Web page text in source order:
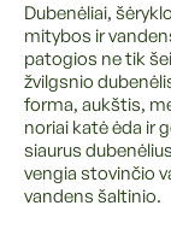
Dubenėliai,
mitybos ir
patogios ne tik
žvilgsnio
forma, aukštis,
noriai katė ėda ir
siaurus
vengia stovinčio
vandens šaltinio.